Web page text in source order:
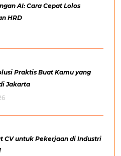
AI: Cara Cepat Lolos
HRD
Praktis Buat Kamu yang
Jakarta
CV untuk Pekerjaan di Industri